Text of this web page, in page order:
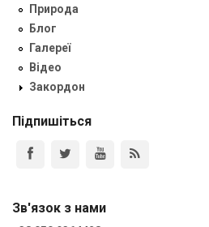
Природа
Блог
Галереї
Відео
Закордон
Підпишіться
Зв'язок з нами